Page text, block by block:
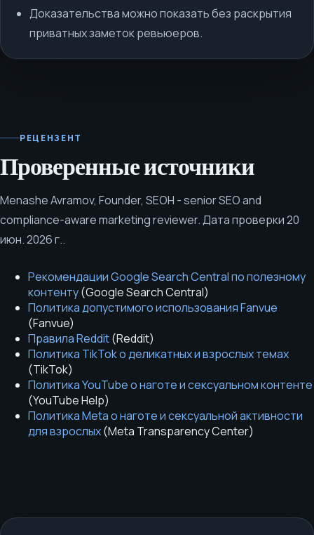
Доказательства можно показать без раскрытия
приватных заметок ревьюеров.
РЕЦЕНЗЕНТ
Проверенные источники
Menashe Avramov, Founder, SEOH - senior SEO and
compliance-aware marketing reviewer.Дата проверки20
июн. 2026 г..
Рекомендации Google Search Central по полезному
контенту(Google Search Central)
Политика допустимого использования Fanvue
(Fanvue)
Правила Reddit(Reddit)
Политика TikTok о деликатных и взрослых темах
(TikTok)
Политика YouTube о наготе и сексуальном контенте
(YouTube Help)
Политика Meta о наготе и сексуальной активности
для взрослых(Meta Transparency Center)